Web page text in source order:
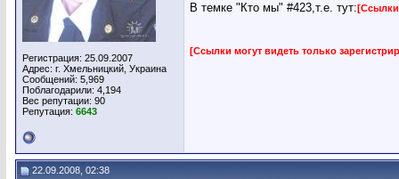
Регистрация: 25.09.2007
Адрес: г. Хмельницкий, Украина
Сообщений: 5,969
Поблагодарили: 4,194
Вес репутации: 90
Репутация: 6643
В темке "Кто мы" #423,т.е. тут: [Ссылки
[Ссылки могут видеть только
22.09.2008, 02:38